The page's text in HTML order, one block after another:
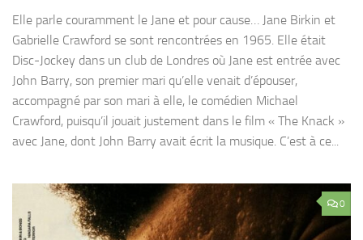
Elle parle couramment le Jane et pour cause… Jane Birkin et
Gabrielle Crawford se sont rencontrées en 1965. Elle était
Disc-Jockey dans un club de Londres où Jane est entrée avec
John Barry, son premier mari qu’elle venait d’épouser,
accompagné par son mari à elle, le comédien Michael
Crawford, puisqu’il jouait justement dans le film « The Knack »
avec Jane, dont John Barry avait écrit la musique. C’est à ce...
0